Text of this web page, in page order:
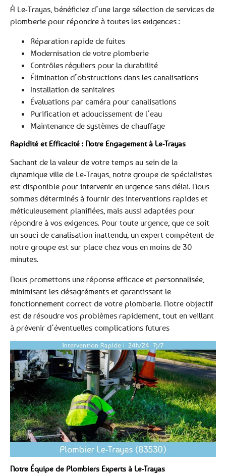
À Le-Trayas, bénéficiez d’une large sélection de services de
plomberie pour répondre à toutes les exigences :
Réparation rapide de fuites
Modernisation de votre plomberie
Contrôles réguliers pour la durabilité
Élimination d’obstructions dans les canalisations
Installation de sanitaires
Évaluations par caméra pour canalisations
Purification et adoucissement de l’eau
Maintenance de systèmes de chauffage
Rapidité et Efficacité : Notre Engagement à Le-Trayas
Sachant de la valeur de votre temps au sein de la
dynamique ville de Le-Trayas, notre groupe de spécialistes
est disponible pour intervenir en urgence sans délai. Nous
sommes déterminés à fournir des interventions rapides et
méticuleusement planifiées, mais aussi adaptées pour
répondre à vos exigences. Pour toute urgence, que ce soit
un souci de canalisation inattendu, un expert compétent de
notre groupe est sur place chez vous en moins de 30
minutes.
Nous promettons une réponse efficace et personnalisée,
minimisant les désagréments et garantissant le
fonctionnement correct de votre plomberie. Notre objectif
est de résoudre vos problèmes rapidement, tout en veillant
à prévenir d’éventuelles complications futures
Notre Équipe de Plombiers Experts à Le-Trayas